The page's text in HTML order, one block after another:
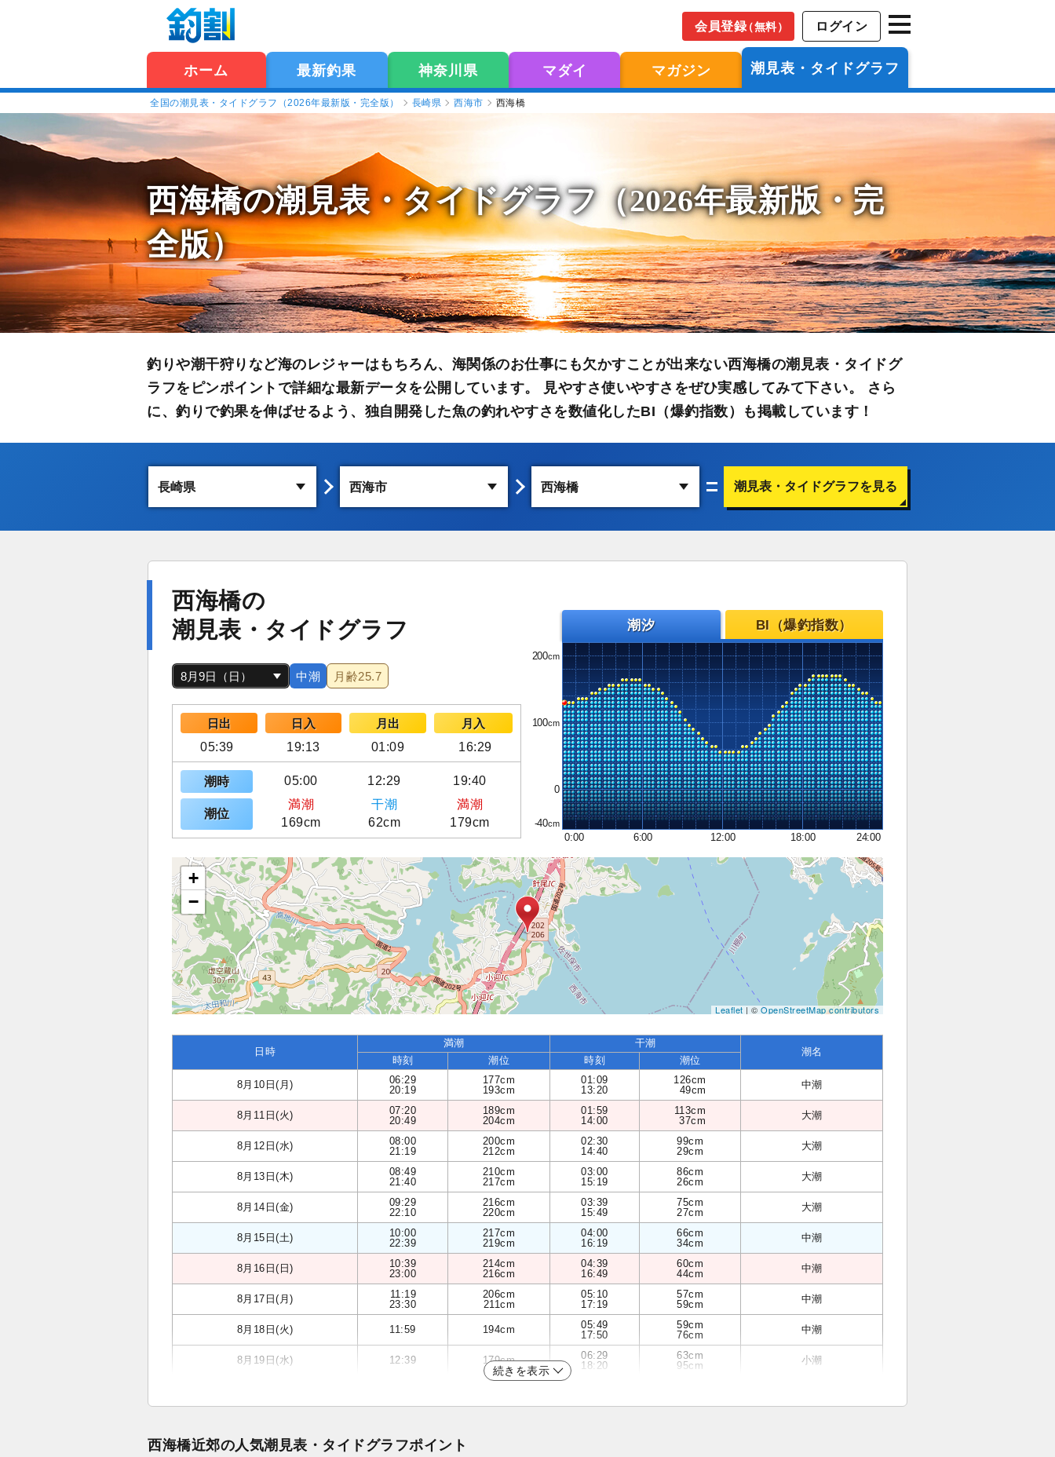
会員登録（無料） ログイン
ホーム 最新釣果 神奈川県 マダイ マガジン 潮見表・タイドグラフ
全国の潮見表・タイドグラフ（2026年最新版・完全版） 長崎県 西海市 西海橋
西海橋の潮見表・タイドグラフ（2026年最新版・完
全版）
釣りや潮干狩りなど海のレジャーはもちろん、海関係のお仕事にも欠かすことが出来ない西海橋の潮見表・タイドグ
ラフをピンポイントで詳細な最新データを公開しています。 見やすさ使いやすさをぜひ実感してみて下さい。 さら
に、釣りで釣果を伸ばせるよう、独自開発した魚の釣れやすさを数値化したBI（爆釣指数）も掲載しています！
潮見表・タイドグラフを見る
西海橋の
潮見表・タイドグラフ
中潮 月齢25.7
日出 日入 月出
月入
05:39
19:13 01:09 16:29
潮時 05:00 12:29 19:40
潮位
満潮 干潮
満潮
169cm
62cm 179cm
潮汐 BI（爆釣指数）
200
100
0
-40
0:00
6:00 12:00 18:00 24:00
+
−
Leaflet| ©OpenStreetMap contributors
日時
満潮 干潮
潮名
時刻 潮位 時刻 潮位
8月10日(月)
06:29
20:19
177cm
193cm
01:09
13:20
126cm
49cm
中潮
8月11日(火)
07:20
20:49
189cm
204cm
01:59
14:00
113cm
37cm
大潮
8月12日(水)
08:00
21:19
200cm
212cm
02:30
14:40
99cm
29cm
大潮
8月13日(木)
08:49
21:40
210cm
217cm
03:00
15:19
86cm
26cm
大潮
8月14日(金)
09:29
22:10
216cm
220cm
03:39
15:49
75cm
27cm
大潮
8月15日(土)
10:00
22:39
217cm
219cm
04:00
16:19
66cm
34cm
中潮
8月16日(日)
10:39
23:00
214cm
216cm
04:39
16:49
60cm
44cm
中潮
8月17日(月)
11:19
23:30
206cm
211cm
05:10
17:19
57cm
59cm
中潮
8月18日(火) 11:59 194cm
05:49
17:50
59cm
76cm
中潮
8月19日(水) 12:39 179cm
06:29
18:20
63cm
95cm
小潮
続きを表示
西海橋近郊の人気潮見表・タイドグラフポイント